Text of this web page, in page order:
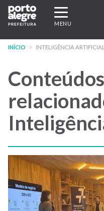
Pular
para
conteúdo
Expandir/
navegação
MENU
INÍCIO INTELIGÊNCIA ARTIFICIAL
Conteúdos